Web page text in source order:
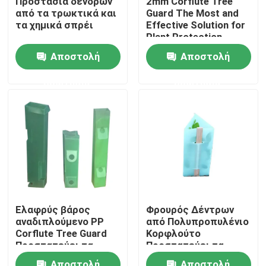
Σχετικά με εμάς
Επισκέψεις στο εργοστάσιο
Έλεγχος ποιότητας
Επικοινωνήστε μαζί μας
Ειδήσεις
Υποθέσεις
Κυματοειδές πλαστικό φύλλο
από τα τρωκτικά και
τα χημικά σπρέι
Αποστολή
Guard The Most and
Effective Solution for
Plant Protection
Αποστολή
Ελαφρύς βάρος
αναδιπλούμενο PP
Corflute Tree Guard
Προστατεύει τα
δέντρα 2 mm - 4 mm
Φρουρός Δέντρων
από Πολυπροπυλένιο
Κορφλούτο
Προστατεύει τα
Βλαστάρια από τα